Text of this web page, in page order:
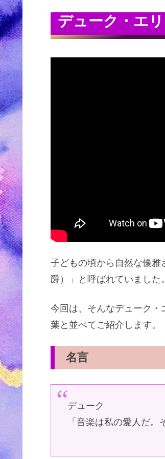
デューク・エ
子どもの頃から自然な優
爵）」と呼ばれていました。
今回は、そんなデューク
葉と並べてご紹介します。
名言
デューク
「音楽は私の愛人だ。